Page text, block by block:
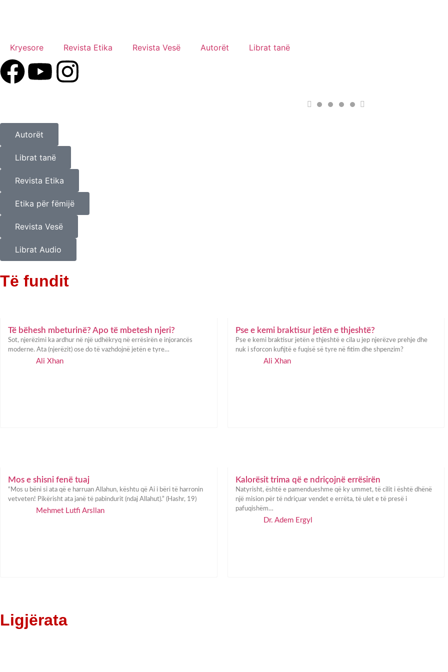
Kryesore Revista Etika Revista Vesë Autorët Librat tanë
Autorët
Librat tanë
Revista Etika
Etika për fëmijë
Revista Vesë
Librat Audio
Të fundit
Të bëhesh mbeturinë? Apo të mbetesh njeri?
Sot, njerëzimi ka ardhur në një udhëkryq në errësirën e injorancës
moderne. Ata (njerëzit) ose do të vazhdojnë jetën e tyre…
Ali Xhan
Pse e kemi braktisur jetën e thjeshtë?
Pse e kemi braktisur jetën e thjeshtë e cila u jep njerëzve prehje dhe
nuk i sforcon kufijtë e fuqisë së tyre në fitim dhe shpenzim?
Ali Xhan
Mos e shisni fenë tuaj
“Mos u bëni si ata që e harruan Allahun, kështu që Ai i bëri të harronin
vetveten! Pikërisht ata janë të pabindurit (ndaj Allahut).” (Hashr, 19)
Mehmet Lutfi Arsllan
Kalorësit trima që e ndriçojnë errësirën
Natyrisht, është e pamendueshme që ky ummet, të cilit i është dhënë
një mision për të ndriçuar vendet e errëta, të ulet e të presë i
pafuqishëm…
Dr. Adem Ergyl
Ligjërata